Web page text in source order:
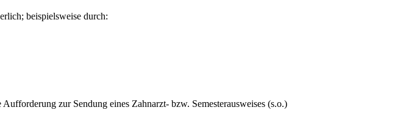
beispielsweise durch:
zur Sendung eines Zahnarzt- bzw. Semesterausweises (s.o.)